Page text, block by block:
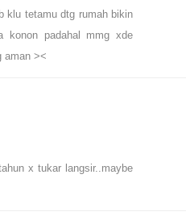
klu tetamu dtg rumah bikin
konon padahal mmg xde
aman ><
x tukar langsir..maybe